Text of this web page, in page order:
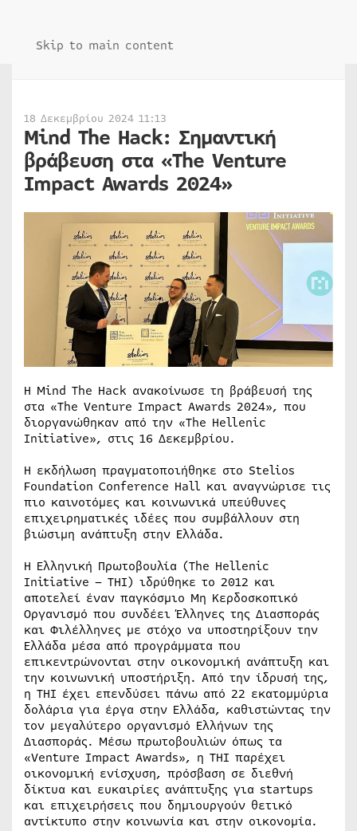
Skip to main content
18 Δεκεμβρίου 2024 11:13
Mind The Hack: Σημαντική
βράβευση στα «The Venture
Impact Awards 2024»
Η Mind The Hack ανακοίνωσε τη βράβευσή της
στα «The Venture Impact Awards 2024», που
διοργανώθηκαν από την «The Hellenic
Initiative», στις 16 Δεκεμβρίου.
Η εκδήλωση πραγματοποιήθηκε στο Stelios
Foundation Conference Hall και αναγνώρισε τις
πιο καινοτόμες και κοινωνικά υπεύθυνες
επιχειρηματικές ιδέες που συμβάλλουν στη
βιώσιμη ανάπτυξη στην Ελλάδα.
Η Ελληνική Πρωτοβουλία (The Hellenic
Initiative – THI) ιδρύθηκε το 2012 και
αποτελεί έναν παγκόσμιο Μη Κερδοσκοπικό
Οργανισμό που συνδέει Έλληνες της Διασποράς
και Φιλέλληνες με στόχο να υποστηρίξουν την
Ελλάδα μέσα από προγράμματα που
επικεντρώνονται στην οικονομική ανάπτυξη και
την κοινωνική υποστήριξη. Από την ίδρυσή της,
η THI έχει επενδύσει πάνω από 22 εκατομμύρια
δολάρια για έργα στην Ελλάδα, καθιστώντας την
τον μεγαλύτερο οργανισμό Ελλήνων της
Διασποράς. Μέσω πρωτοβουλιών όπως τα
«Venture Impact Awards», η THI παρέχει
οικονομική ενίσχυση, πρόσβαση σε διεθνή
δίκτυα και ευκαιρίες ανάπτυξης για startups
και επιχειρήσεις που δημιουργούν θετικό
αντίκτυπο στην κοινωνία και στην οικονομία.